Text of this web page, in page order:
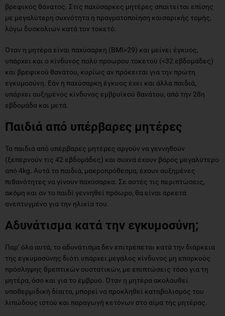
βρεφικός θάνατος. Στις παχύσαρκες μητέρες απαιτείται επίσης
με μεγαλύτερη συχνότητα η πραγματοποίηση καισαρικής τομής,
λόγω δυσκολιών κατά τον τοκετό.
Όταν η μητέρα είναι παχύσαρκη (ΒΜΙ>29) και μείνει έγκυος,
υπάρχει και ο κίνδυνος πολύ πρόωρου τοκετού (<32 εβδομάδες)
και βρεφικού θανάτου, κυρίως αν πρόκειται για την πρώτη
εγκυμοσύνη. Εάν η παχύσαρκη έγκυος έχει και άλλα παιδιά,
υπάρχει αυξημένος κίνδυνος εμβρυϊκού θανάτου, από την 28η
εβδομάδα και μετά.
Παιδιά από υπέρβαρες μητέρες
Τα παιδιά από υπέρβαρες μητέρες αργούν να γεννηθούν
(ξεπερνούν τις 42 εβδομάδες) και συχνά έχουν βάρος μεγαλύτερο
από 4kg. Αυτά τα παιδιά, μακροπρόθεσμα, έχουν αυξημένες
πιθανότητες να γίνουν παχύσαρκα. Σε αυτές τις περιπτώσεις,
ακόμη και αν το παιδί γεννηθεί πρόωρο, θα είναι αρκετά
ανεπτυγμένο για την ηλικία του.
Αδυνάτισμα κατά την εγκυμοσύνη;
Παρ’ όλα αυτά, το αδυνάτισμα δεν επιτρέπεται κατά την διάρκεια
της εγκυμοσύνης διότι υπάρχει μεγάλος κίνδυνος μη επαρκούς
πρόσληψης θρεπτικών συστατικών, με επιπτώσεις τόσο για τη
μητέρα, όσο και για το έμβρυο. Όταν η μητέρα ακολουθεί
υποθερμιδική δίαιτα, μπορεί να προκληθεί καταβολισμός του
λιπώδους ιστού και παραγωγή κετόνων στο αίμα της μητέρας.